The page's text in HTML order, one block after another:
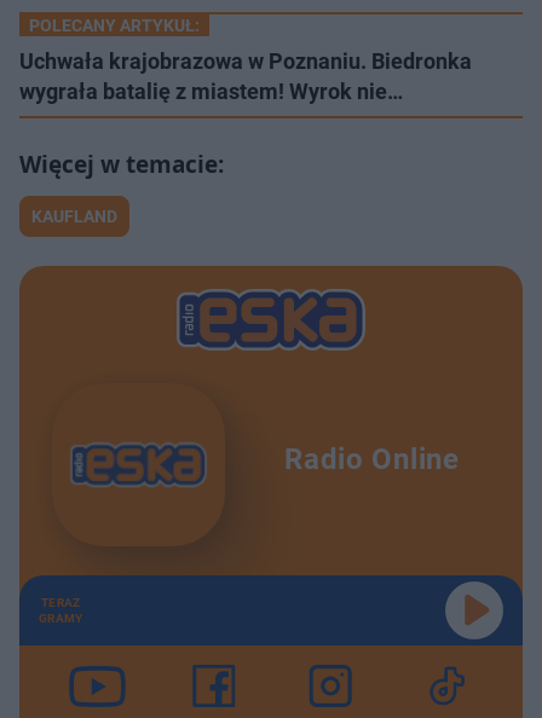
POLECANY ARTYKUŁ:
Uchwała krajobrazowa w Poznaniu. Biedronka
wygrała batalię z miastem! Wyrok nie…
KAUFLAND
Radio Online
TERAZ
GRAMY